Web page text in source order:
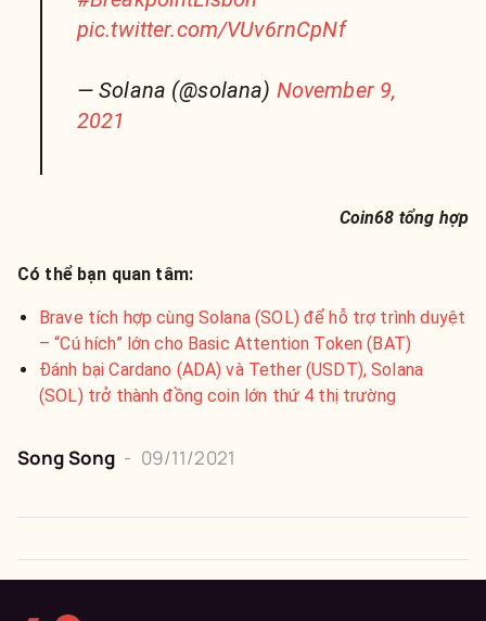
pic.twitter.com/VUv6rnCpNf
— Solana (@solana) November 9,
2021
Coin68 tổng hợp
Có thể bạn quan tâm:
Brave tích hợp cùng Solana (SOL) để hỗ trợ trình duyệt
– “Cú hích” lớn cho Basic Attention Token (BAT)
Đánh bại Cardano (ADA) và Tether (USDT), Solana
(SOL) trở thành đồng coin lớn thứ 4 thị trường
Song Song - 09/11/2021